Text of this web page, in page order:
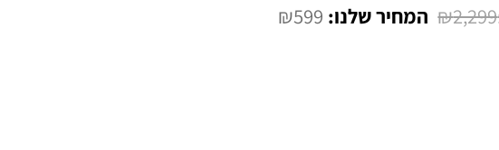
₪2,299
המחיר
₪599 המחיר